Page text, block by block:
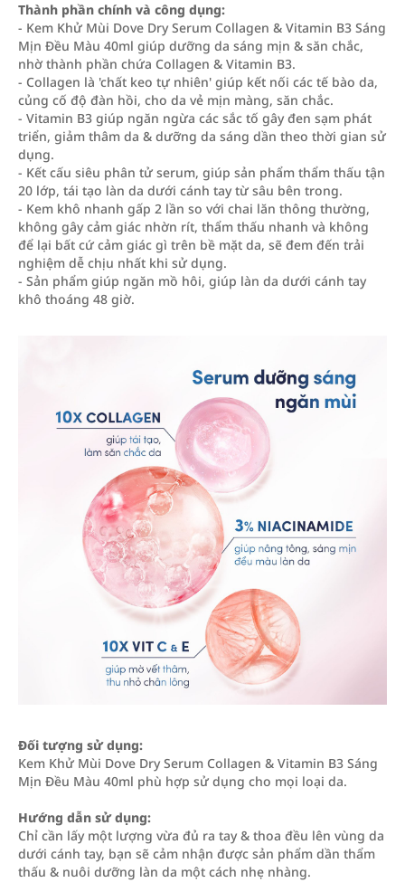
Thành phần chính và công dụng:
- Kem Khử Mùi Dove Dry Serum Collagen & Vitamin B3 Sáng
Mịn Đều Màu 40ml giúp dưỡng da sáng mịn & săn chắc,
nhờ thành phần chứa Collagen & Vitamin B3.
- Collagen là 'chất keo tự nhiên' giúp kết nối các tế bào da,
củng cố độ đàn hồi, cho da vẻ mịn màng, săn chắc.
- Vitamin B3 giúp ngăn ngừa các sắc tố gây đen sạm phát
triển, giảm thâm da & dưỡng da sáng dần theo thời gian sử
dụng.
- Kết cấu siêu phân tử serum, giúp sản phẩm thẩm thấu tận
20 lớp, tái tạo làn da dưới cánh tay từ sâu bên trong.
- Kem khô nhanh gấp 2 lần so với chai lăn thông thường,
không gây cảm giác nhờn rít, thẩm thấu nhanh và không
để lại bất cứ cảm giác gì trên bề mặt da, sẽ đem đến trải
nghiệm dễ chịu nhất khi sử dụng.
- Sản phẩm giúp ngăn mồ hôi, giúp làn da dưới cánh tay
khô thoáng 48 giờ.
Đối tượng sử dụng:
Kem Khử Mùi Dove Dry Serum Collagen & Vitamin B3 Sáng
Mịn Đều Màu 40ml phù hợp sử dụng cho mọi loại da.
Hướng dẫn sử dụng:
Chỉ cần lấy một lượng vừa đủ ra tay & thoa đều lên vùng da
dưới cánh tay, bạn sẽ cảm nhận được sản phẩm dần thẩm
thấu & nuôi dưỡng làn da một cách nhẹ nhàng.